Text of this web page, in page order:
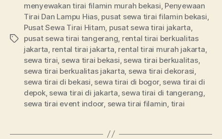
Tags
menyewakan tirai filamin murah bekasi Penyewaan
Tirai Dan Lampu Hias, pusat sewa tirai filamin bekasi
Pusat Sewa Tirai Hitam pusat sewa tirai jakarta
pusat sewa tirai tangerang rental tirai berkualitas
jakarta rental tirai jakarta rental tirai murah jakarta
sewa tirai sewa tirai bekasi sewa tirai berkualitas,
sewa tirai berkualitas jakarta sewa tirai dekorasi
sewa tirai di bekasi sewa tirai di bogor, sewa tirai di
depok, sewa tirai di jakarta sewa tirai di tangerang
sewa tirai event indoor, sewa tirai filamin tirai